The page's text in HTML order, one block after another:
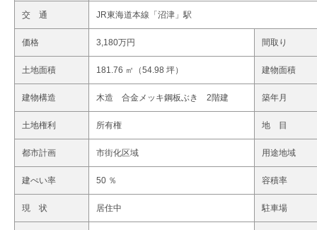
交 通 JR東海道本線「沼津」駅
価格 3,180万円 間取り
土地面積 181.76 ㎡（54.98 坪） 建物面積
建物構造 木造 合金メッキ鋼板ぶき 2階建 築年月
土地権利 所有権 地 目
都市計画 市街化区域 用途地域
建ぺい率 50 ％ 容積率
現 状 居住中 駐車場